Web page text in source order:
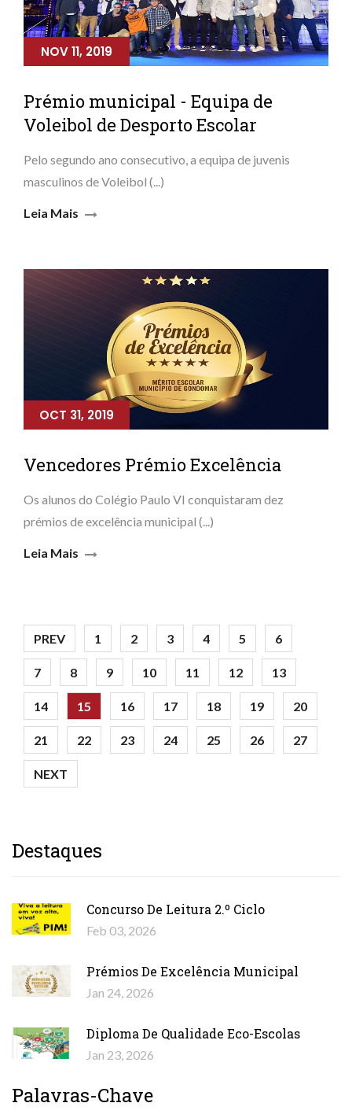
NOV 11, 2019
Prémio municipal - Equipa de
Voleibol de Desporto Escolar
Pelo segundo ano consecutivo, a equipa de juvenis
masculinos de Voleibol (...)
Leia Mais
OCT 31, 2019
Vencedores Prémio Excelência
Os alunos do Colégio Paulo VI conquistaram dez
prémios de excelência municipal (...)
Leia Mais
PREV 1 2 3 4 5 6
7 8 9 10 11 12 13
14 15 16 17 18 19 20
21 22 23 24 25 26 27
NEXT
Destaques
Concurso De Leitura 2.º Ciclo
Feb 03, 2026
Prémios De Excelência Municipal
Jan 24, 2026
Diploma De Qualidade Eco-Escolas
Jan 23, 2026
Palavras-Chave